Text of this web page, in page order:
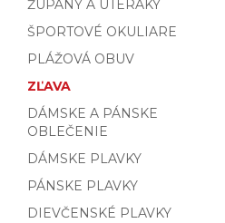
ŽUPANY A UTERÁKY
ŠPORTOVÉ OKULIARE
PLÁŽOVÁ OBUV
ZĽAVA
DÁMSKE A PÁNSKE
OBLEČENIE
DÁMSKE PLAVKY
PÁNSKE PLAVKY
DIEVČENSKÉ PLAVKY